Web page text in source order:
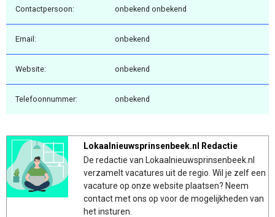
Contactpersoon: onbekend onbekend
Email: onbekend
Website: onbekend
Telefoonnummer: onbekend
Lokaalnieuwsprinsenbeek.nl Redactie
De redactie van Lokaalnieuwsprinsenbeek.nl
verzamelt vacatures uit de regio. Wil je zelf een
vacature op onze website plaatsen? Neem
contact met ons op voor de mogelijkheden van
het insturen.